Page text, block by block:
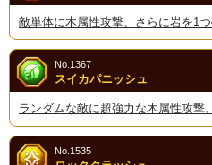
敵単体に木属性攻撃、さらに岩を1
スイカパニッシュ
No.1367
ランダムな敵に超強力な木属性攻撃
No.1535